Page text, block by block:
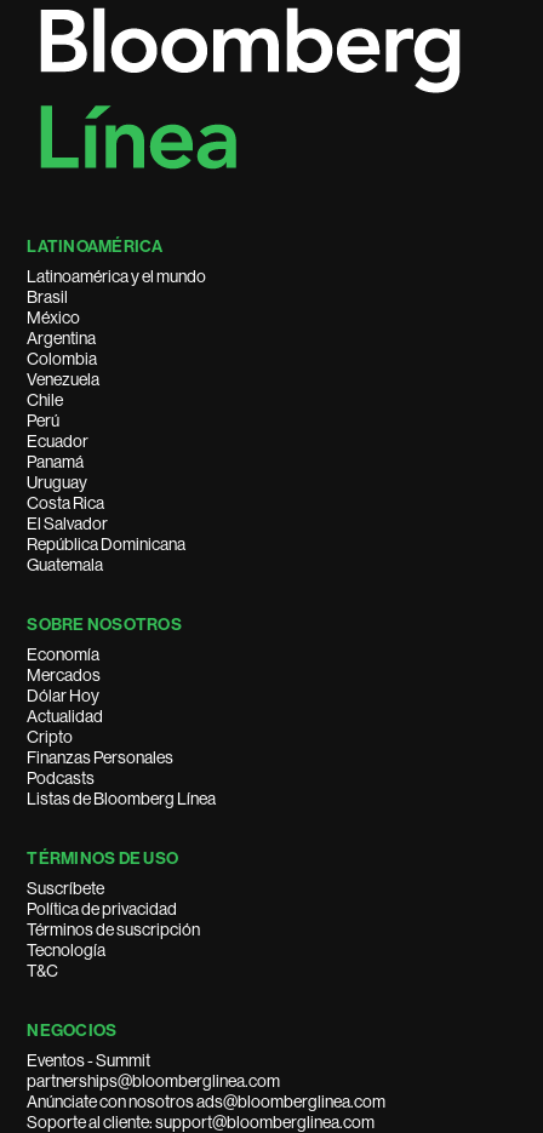
LATINOAMÉRICA
Latinoamérica y el mundo
Brasil
México
Argentina
Colombia
Venezuela
Chile
Perú
Ecuador
Panamá
Uruguay
Costa Rica
El Salvador
República Dominicana
Guatemala
SOBRE NOSOTROS
Economía
Mercados
Dólar Hoy
Actualidad
Cripto
Finanzas Personales
Podcasts
Listas de Bloomberg Línea
TÉRMINOS DE USO
Suscríbete
Política de privacidad
Términos de suscripción
Tecnología
T&C
NEGOCIOS
Eventos - Summit
partnerships@bloomberglinea.com
Anúnciate con nosotros ads@bloomberglinea.com
Soporte al cliente: support@bloomberglinea.com